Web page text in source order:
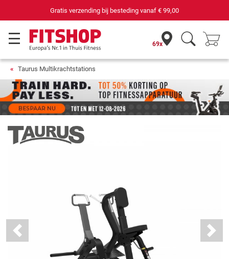
69 filialen met 75 eigen servicemonteurs
69x
Taurus Multikrachtstations
Previous Next